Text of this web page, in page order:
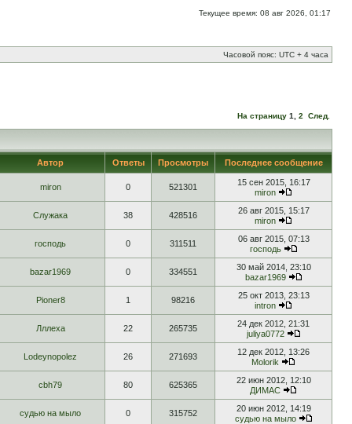
Текущее время: 08 авг 2026, 01:17
Часовой пояс: UTC + 4 часа
На страницу 1 2 След.
Автор Ответы Просмотры Последнее сообщение
miron 0 521301
15 сен 2015, 16:17
miron
Служака 38 428516
26 авг 2015, 15:17
miron
господь 0 311511
06 авг 2015, 07:13
господь
bazar1969 0 334551
30 май 2014, 23:10
bazar1969
Pioner8 1 98216
25 окт 2013, 23:13
intron
Лллеха 22 265735
24 дек 2012, 21:31
juliya0772
Lodeynopolez 26 271693
12 дек 2012, 13:26
Molorik
cbh79 80 625365
22 июн 2012, 12:10
ДИМАС
судью на мыло 0 315752
20 июн 2012, 14:19
судью на мыло